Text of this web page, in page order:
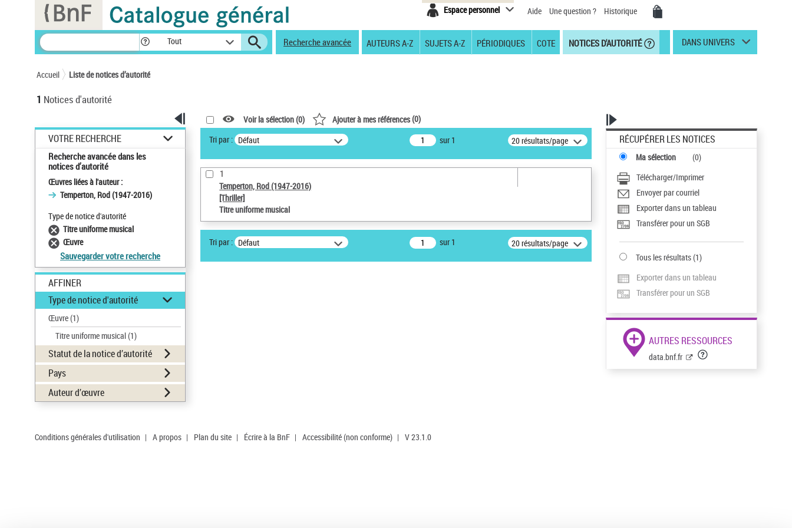
Espace personnel Aide Une question ? Historique
Tout Recherche avancée AUTEURS A-Z SUJETS A-Z PÉRIODIQUES COTE NOTICES D'AUTORITÉ DANS UNIVERS
Accueil Liste de notices d’autorité
1 Notices d'autorité
VOTRE RECHERCHE
Recherche avancée dans les
notices d’autorité
Œuvres liées à l'auteur :
Temperton, Rod (1947-2016)
Type de notice d'autorité
Titre uniforme musical
Œuvre
Sauvegarder votre recherche
AFFINER
Type de notice d'autorité
Œuvre(1)
Titre uniforme musical(1)
Statut de la notice d’autorité
Pays
Auteur d’œuvre
Voir la sélection (0) Ajouter à mes références(0)
Tri par : Défaut sur 1 20 résultats/page
1
Temperton, Rod (1947-2016)
[Thriller]
Titre uniforme musical
Tri par : Défaut sur 1 20 résultats/page
RÉCUPÉRER LES NOTICES
Ma sélection (0)
Télécharger/Imprimer
Envoyer par courriel
Exporter dans un tableau
Transférer pour un SGB
Tous les résultats(1)
Exporter dans un tableau
Transférer pour un SGB
AUTRES RESSOURCES
data.bnf.fr
Conditions générales d'utilisation | A propos | Plan du site | Écrire à la BnF | Accessibilité (non conforme) | V 23.1.0
Panneau de gestion des cookies